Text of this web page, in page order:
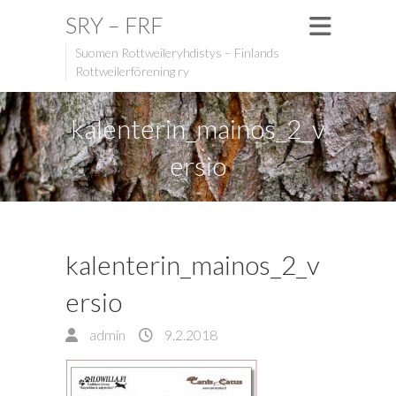
SRY – FRF
Suomen Rottweileryhdistys – Finlands
Rottweilerförening ry
kalenterin_mainos_2_v
ersio
kalenterin_mainos_2_v
ersio
admin 9.2.2018